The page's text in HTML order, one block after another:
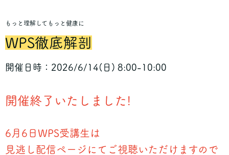
もっと理解してもっと健康に
WPS徹底解剖
開催日時：2026/6/14(日) 8:00-10:00
開催終了いたしました!
6月6日WPS受講生は
見逃し配信ページにてご視聴いただけますので